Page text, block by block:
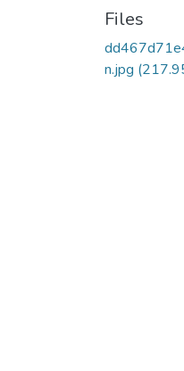
Files
n.jpg